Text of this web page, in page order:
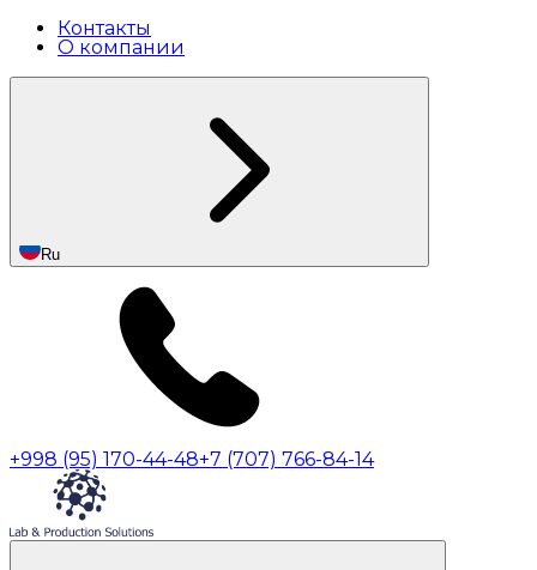
Контакты
О компании
Ru
+998 (95) 170-44-48+7 (707) 766-84-14